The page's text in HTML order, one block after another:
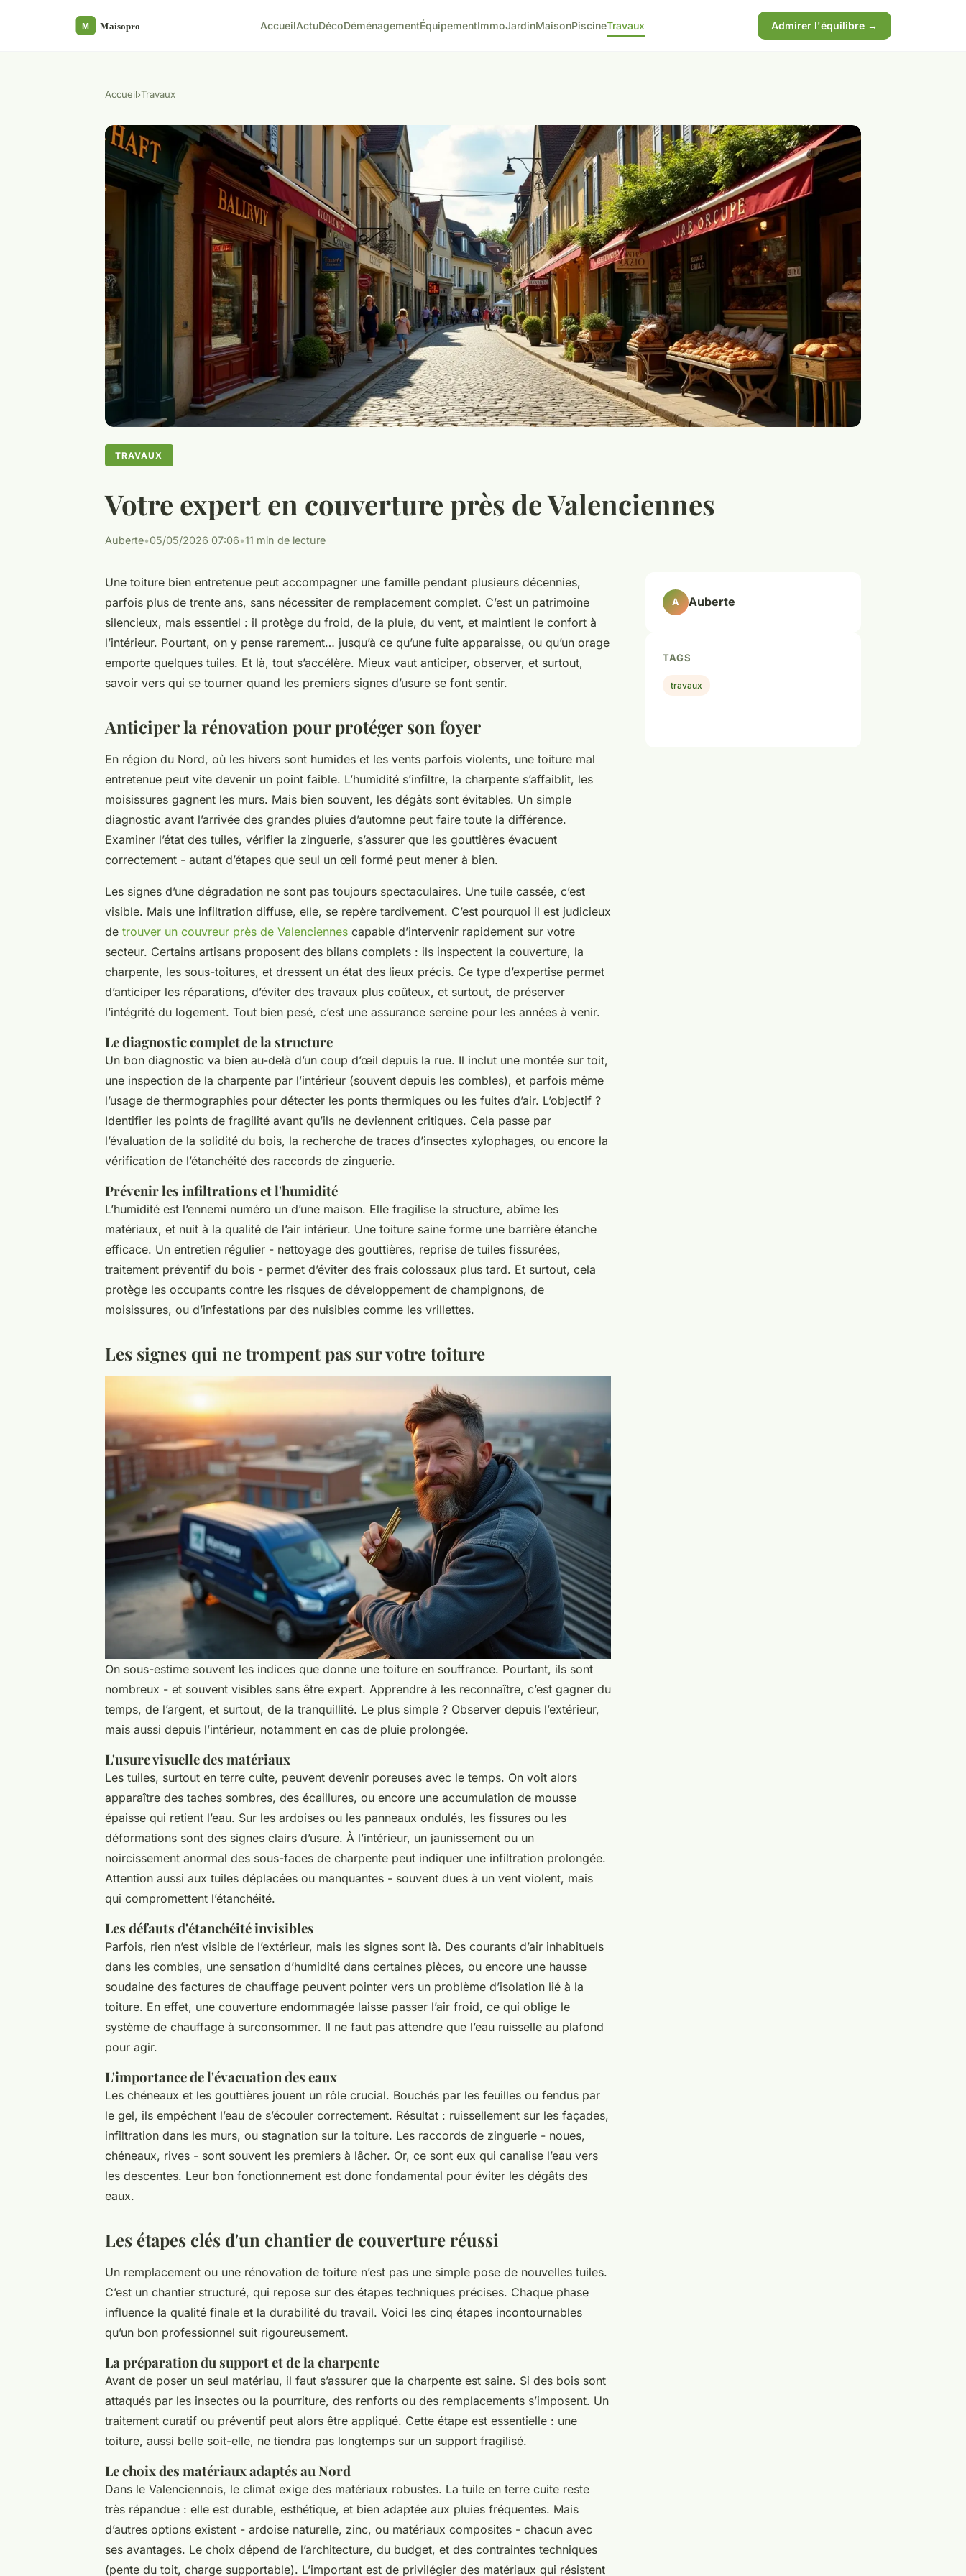
AccueilActuDécoDéménagementÉquipementImmoJardinMaisonPiscineTravaux Admirer l'équilibre →
Accueil›Travaux
TRAVAUX
Votre expert en couverture près de Valenciennes
Auberte•05/05/2026 07:06•11 min de lecture
Une toiture bien entretenue peut accompagner une famille pendant plusieurs décennies,
parfois plus de trente ans, sans nécessiter de remplacement complet. C’est un patrimoine
silencieux, mais essentiel : il protège du froid, de la pluie, du vent, et maintient le confort à
l’intérieur. Pourtant, on y pense rarement… jusqu’à ce qu’une fuite apparaisse, ou qu’un orage
emporte quelques tuiles. Et là, tout s’accélère. Mieux vaut anticiper, observer, et surtout,
savoir vers qui se tourner quand les premiers signes d’usure se font sentir.
Anticiper la rénovation pour protéger son foyer
En région du Nord, où les hivers sont humides et les vents parfois violents, une toiture mal
entretenue peut vite devenir un point faible. L’humidité s’infiltre, la charpente s’affaiblit, les
moisissures gagnent les murs. Mais bien souvent, les dégâts sont évitables. Un simple
diagnostic avant l’arrivée des grandes pluies d’automne peut faire toute la différence.
Examiner l’état des tuiles, vérifier la zinguerie, s’assurer que les gouttières évacuent
correctement - autant d’étapes que seul un œil formé peut mener à bien.
Les signes d’une dégradation ne sont pas toujours spectaculaires. Une tuile cassée, c’est
visible. Mais une infiltration diffuse, elle, se repère tardivement. C’est pourquoi il est judicieux
de trouver un couvreur près de Valenciennes capable d’intervenir rapidement sur votre
secteur. Certains artisans proposent des bilans complets : ils inspectent la couverture, la
charpente, les sous-toitures, et dressent un état des lieux précis. Ce type d’expertise permet
d’anticiper les réparations, d’éviter des travaux plus coûteux, et surtout, de préserver
l’intégrité du logement. Tout bien pesé, c’est une assurance sereine pour les années à venir.
Le diagnostic complet de la structure
Un bon diagnostic va bien au-delà d’un coup d’œil depuis la rue. Il inclut une montée sur toit,
une inspection de la charpente par l’intérieur (souvent depuis les combles), et parfois même
l’usage de thermographies pour détecter les ponts thermiques ou les fuites d’air. L’objectif ?
Identifier les points de fragilité avant qu’ils ne deviennent critiques. Cela passe par
l’évaluation de la solidité du bois, la recherche de traces d’insectes xylophages, ou encore la
vérification de l’étanchéité des raccords de zinguerie.
Prévenir les infiltrations et l'humidité
L’humidité est l’ennemi numéro un d’une maison. Elle fragilise la structure, abîme les
matériaux, et nuit à la qualité de l’air intérieur. Une toiture saine forme une barrière étanche
efficace. Un entretien régulier - nettoyage des gouttières, reprise de tuiles fissurées,
traitement préventif du bois - permet d’éviter des frais colossaux plus tard. Et surtout, cela
protège les occupants contre les risques de développement de champignons, de
moisissures, ou d’infestations par des nuisibles comme les vrillettes.
Les signes qui ne trompent pas sur votre toiture
On sous-estime souvent les indices que donne une toiture en souffrance. Pourtant, ils sont
nombreux - et souvent visibles sans être expert. Apprendre à les reconnaître, c’est gagner du
temps, de l’argent, et surtout, de la tranquillité. Le plus simple ? Observer depuis l’extérieur,
mais aussi depuis l’intérieur, notamment en cas de pluie prolongée.
L'usure visuelle des matériaux
Les tuiles, surtout en terre cuite, peuvent devenir poreuses avec le temps. On voit alors
apparaître des taches sombres, des écaillures, ou encore une accumulation de mousse
épaisse qui retient l’eau. Sur les ardoises ou les panneaux ondulés, les fissures ou les
déformations sont des signes clairs d’usure. À l’intérieur, un jaunissement ou un
noircissement anormal des sous-faces de charpente peut indiquer une infiltration prolongée.
Attention aussi aux tuiles déplacées ou manquantes - souvent dues à un vent violent, mais
qui compromettent l’étanchéité.
Les défauts d'étanchéité invisibles
Parfois, rien n’est visible de l’extérieur, mais les signes sont là. Des courants d’air inhabituels
dans les combles, une sensation d’humidité dans certaines pièces, ou encore une hausse
soudaine des factures de chauffage peuvent pointer vers un problème d’isolation lié à la
toiture. En effet, une couverture endommagée laisse passer l’air froid, ce qui oblige le
système de chauffage à surconsommer. Il ne faut pas attendre que l’eau ruisselle au plafond
pour agir.
L'importance de l'évacuation des eaux
Les chéneaux et les gouttières jouent un rôle crucial. Bouchés par les feuilles ou fendus par
le gel, ils empêchent l’eau de s’écouler correctement. Résultat : ruissellement sur les façades,
infiltration dans les murs, ou stagnation sur la toiture. Les raccords de zinguerie - noues,
chéneaux, rives - sont souvent les premiers à lâcher. Or, ce sont eux qui canalise l’eau vers
les descentes. Leur bon fonctionnement est donc fondamental pour éviter les dégâts des
eaux.
Les étapes clés d'un chantier de couverture réussi
Un remplacement ou une rénovation de toiture n’est pas une simple pose de nouvelles tuiles.
C’est un chantier structuré, qui repose sur des étapes techniques précises. Chaque phase
influence la qualité finale et la durabilité du travail. Voici les cinq étapes incontournables
qu’un bon professionnel suit rigoureusement.
La préparation du support et de la charpente
Avant de poser un seul matériau, il faut s’assurer que la charpente est saine. Si des bois sont
attaqués par les insectes ou la pourriture, des renforts ou des remplacements s’imposent. Un
traitement curatif ou préventif peut alors être appliqué. Cette étape est essentielle : une
toiture, aussi belle soit-elle, ne tiendra pas longtemps sur un support fragilisé.
Le choix des matériaux adaptés au Nord
Dans le Valenciennois, le climat exige des matériaux robustes. La tuile en terre cuite reste
très répandue : elle est durable, esthétique, et bien adaptée aux pluies fréquentes. Mais
d’autres options existent - ardoise naturelle, zinc, ou matériaux composites - chacun avec
ses avantages. Le choix dépend de l’architecture, du budget, et des contraintes techniques
(pente du toit, charge supportable). L’important est de privilégier des matériaux qui résistent
A Auberte
TAGS
travaux